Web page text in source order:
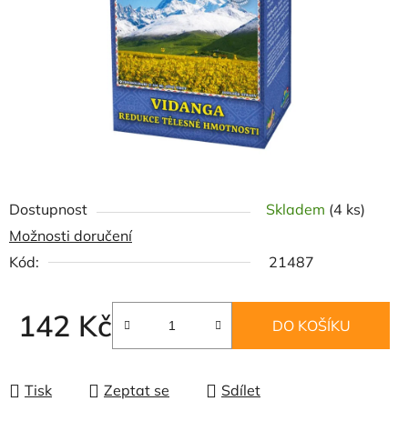
Dostupnost Skladem (4 ks)
Možnosti doručení
Kód:
21487
142 Kč DO KOŠÍKU
Tisk Zeptat se Sdílet